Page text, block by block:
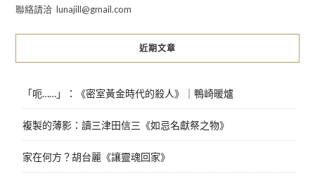
聯絡請洽 lunajill@gmail.com
近期文章
「呃……」：《密室黃金時代的殺人》｜鴨崎暖爐
複製的薄影：讀三津田信三《如忌名獻祭之物》
家在何方？胡台麗《讓靈魂回家》